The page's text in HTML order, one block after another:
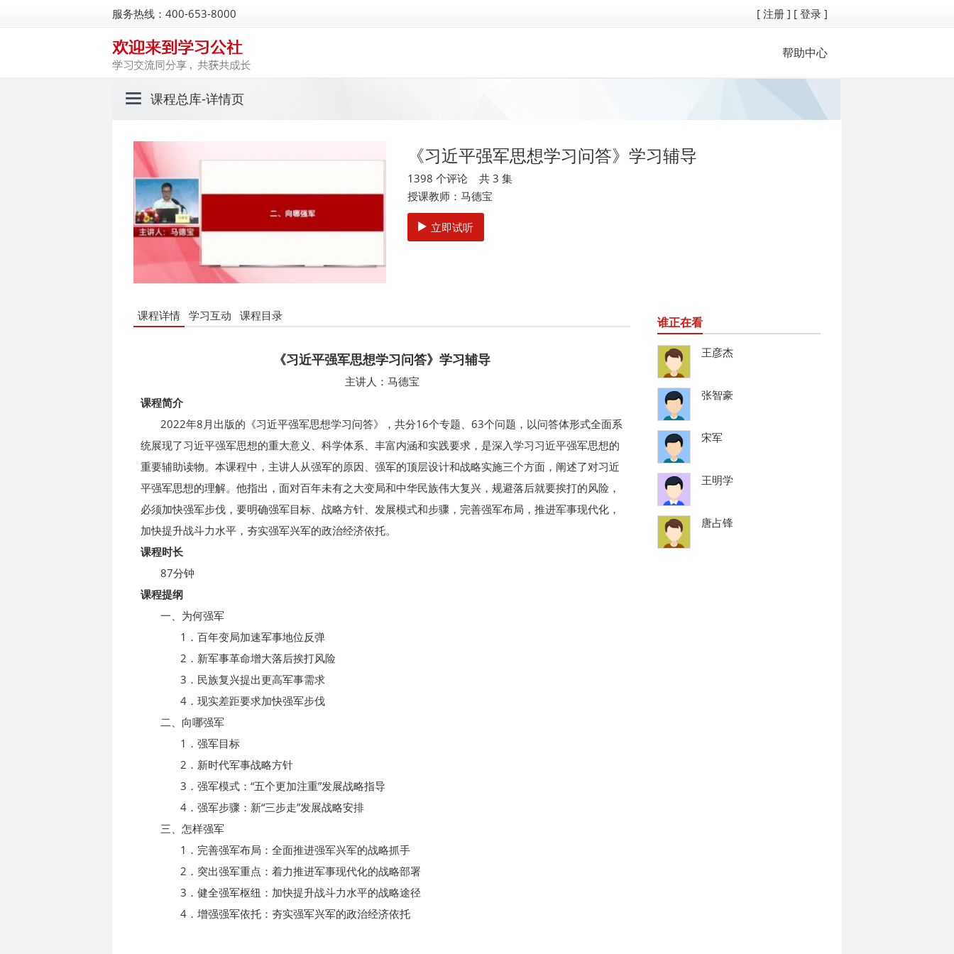
服务热线：400-653-8000 [ 注册 ] [ 登录 ]
帮助中心
课程总库-详情页
《习近平强军思想学习问答》学习辅导
1398 个评论 共 3 集
授课教师：马德宝
立即试听
课程详情 学习互动 课程目录
《习近平强军思想学习问答》学习辅导
主讲人：马德宝
课程简介
2022年8月出版的《习近平强军思想学习问答》，共分16个专题、63个问题，以问答体形式全面系
统展现了习近平强军思想的重大意义、科学体系、丰富内涵和实践要求，是深入学习习近平强军思想的
重要辅助读物。本课程中，主讲人从强军的原因、强军的顶层设计和战略实施三个方面，阐述了对习近
平强军思想的理解。他指出，面对百年未有之大变局和中华民族伟大复兴，规避落后就要挨打的风险，
必须加快强军步伐，要明确强军目标、战略方针、发展模式和步骤，完善强军布局，推进军事现代化，
加快提升战斗力水平，夯实强军兴军的政治经济依托。
课程时长
87分钟
课程提纲
一、为何强军
1．百年变局加速军事地位反弹
2．新军事革命增大落后挨打风险
3．民族复兴提出更高军事需求
4．现实差距要求加快强军步伐
二、向哪强军
1．强军目标
2．新时代军事战略方针
3．强军模式：“五个更加注重”发展战略指导
4．强军步骤：新“三步走”发展战略安排
三、怎样强军
1．完善强军布局：全面推进强军兴军的战略抓手
2．突出强军重点：着力推进军事现代化的战略部署
3．健全强军枢纽：加快提升战斗力水平的战略途径
4．增强强军依托：夯实强军兴军的政治经济依托
谁正在看
王彦杰
张智豪
宋军
王明学
唐占锋